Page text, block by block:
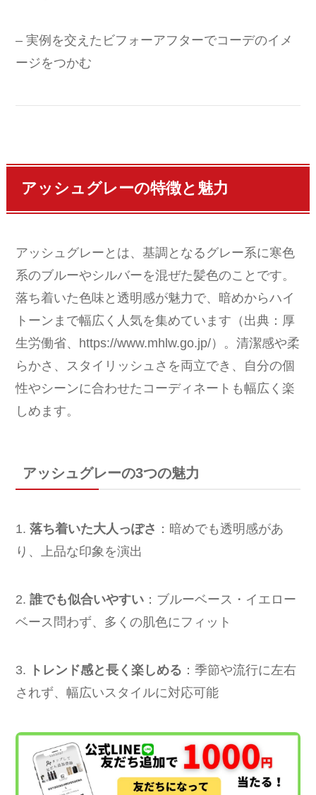
– 実例を交えたビフォーアフターでコーデのイメ
ージをつかむ
アッシュグレーの特徴と魅力
アッシュグレーとは、基調となるグレー系に寒色
系のブルーやシルバーを混ぜた髪色のことです。
落ち着いた色味と透明感が魅力で、暗めからハイ
トーンまで幅広く人気を集めています（出典：厚
生労働省、https://www.mhlw.go.jp/）。清潔感や柔
らかさ、スタイリッシュさを両立でき、自分の個
性やシーンに合わせたコーディネートも幅広く楽
しめます。
アッシュグレーの3つの魅力
1.落ち着いた大人っぽさ ：暗めでも透明感があ
り、上品な印象を演出
2.誰でも似合いやすい ：ブルーベース・イエロー
ベース問わず、多くの肌色にフィット
3. トレンド感と長く楽しめる ：季節や流行に左右
されず、幅広いスタイルに対応可能